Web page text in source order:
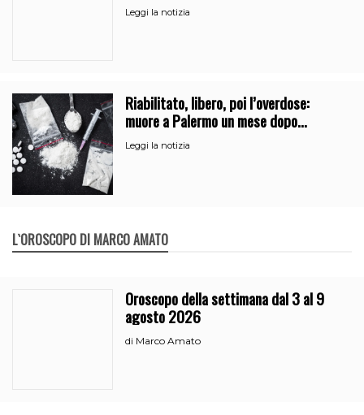
Leggi la notizia
Riabilitato, libero, poi l’overdose:
muore a Palermo un mese dopo
l’uscita dalla comunità
Leggi la notizia
L`OROSCOPO DI MARCO AMATO
Oroscopo della settimana dal 3 al 9
agosto 2026
di Marco Amato